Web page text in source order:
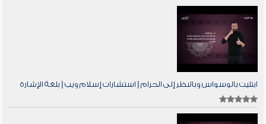
ابتليت بالوسواس وبالنظر إلى الحرام | استشارات إسلام ويب | بلغة الإشارة